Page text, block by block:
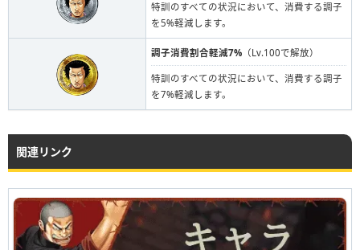
特訓のすべての状況において、消費する調子
を5%軽減します。
調子消費割合軽減7% （Lv.100で解放）
特訓のすべての状況において、消費する調子
を7%軽減します。
関連リンク